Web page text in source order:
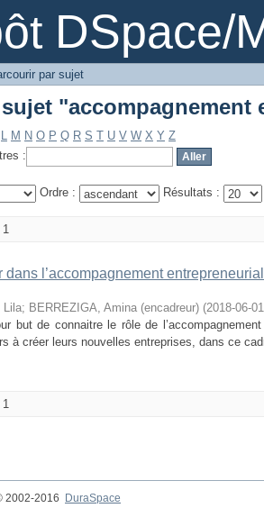
DSpace/
sujet "accompagnement
par sujet
"accompagnement
L M N O P Q R S T U V W X Y Z
:
Ordre : Résultats :
1
dans l’accompagnement
Lila; BERREZIGA, Amina (encadreur) (2018-06-01
but de connaitre le rôle de
à créer leurs nouvelles entreprises, dans ce
1
2002-2016
DuraSpace